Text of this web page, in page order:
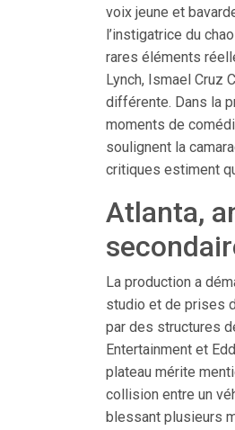
voix jeune et
l’instigatrice du
rares éléments
Lynch, Ismael Cruz
différente. Dans la
moments de
soulignent la
critiques estiment
Atlanta,
La production a
studio et de prises
par des structures
Entertainment et
plateau mérite
collision entre un
blessant plusieurs